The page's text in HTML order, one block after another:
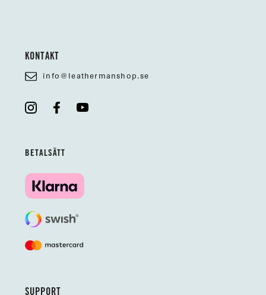
KONTAKT
info@leathermanshop.se
BETALSÄTT
SUPPORT